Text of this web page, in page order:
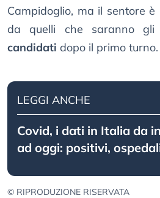
Campidoglio, ma il sentore
da quelli che saranno
candidati dopo il primo turno.
LEGGI ANCHE
Covid, i dati in Italia da
ad oggi: positivi,
© RIPRODUZIONE RISERVATA